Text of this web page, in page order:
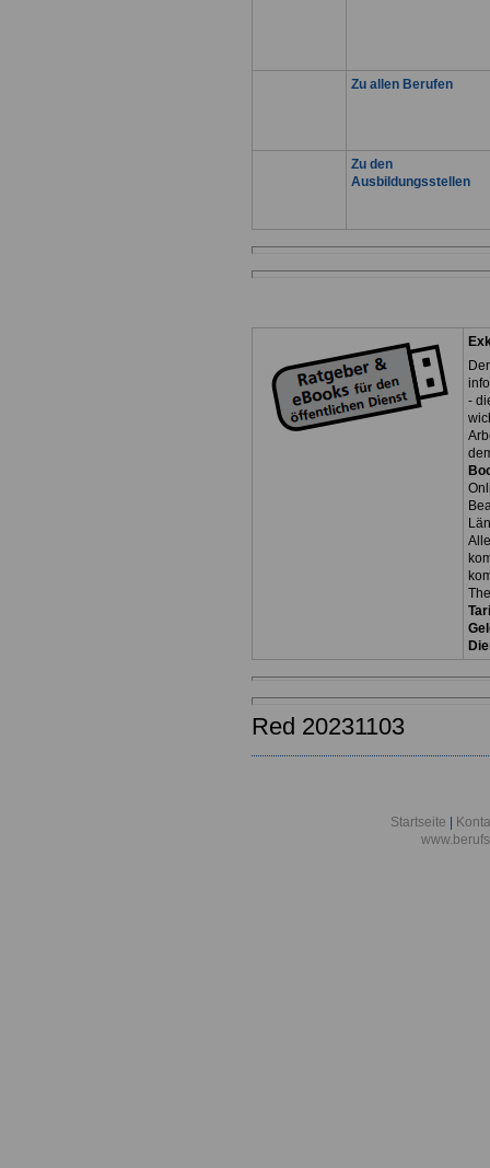
Zu allen Berufen
Zu den
Ausbildungsstellen
-
Red 20231103
Startseite